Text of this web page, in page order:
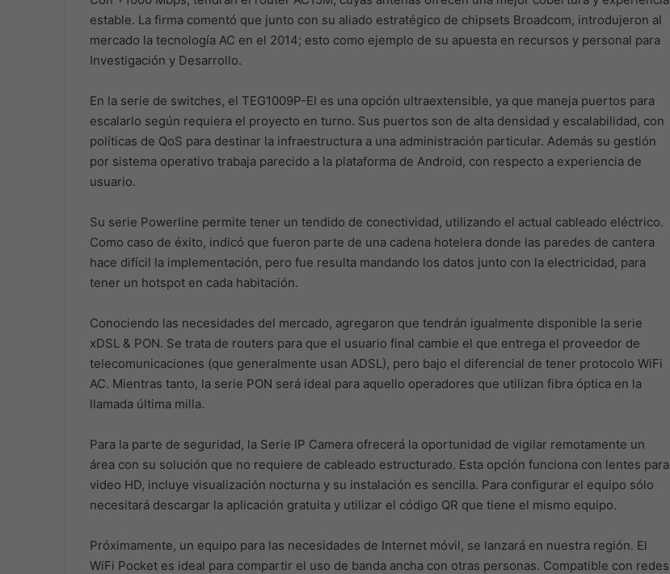
estable. La firma comentó que junto con su aliado estratégico de chipsets Broadcom, introdujeron al
mercado la tecnología AC en el 2014; esto como ejemplo de su apuesta en recursos y personal para
Investigación y Desarrollo.
En la serie de switches, el TEG1009P-EI es una opción ultraextensible, ya que maneja puertos para
escalarlo según requiera el proyecto en turno. Sus puertos son de alta densidad y escalabilidad, con
políticas de QoS para destinar la infraestructura a una administración particular. Además su gestión
por sistema operativo trabaja parecido a la plataforma de Android, con respecto a experiencia de
usuario.
Su serie Powerline permite tener un tendido de conectividad, utilizando el actual cableado eléctrico.
Como caso de éxito, indicó que fueron parte de una cadena hotelera donde las paredes de cantera
hace difícil la implementación, pero fue resulta mandando los datos junto con la electricidad, para
tener un hotspot en cada habitación.
Conociendo las necesidades del mercado, agregaron que tendrán igualmente disponible la serie
xDSL & PON. Se trata de routers para que el usuario final cambie el que entrega el proveedor de
telecomunicaciones (que generalmente usan ADSL), pero bajo el diferencial de tener protocolo WiFi
AC. Mientras tanto, la serie PON será ideal para aquello operadores que utilizan fibra óptica en la
llamada última milla.
Para la parte de seguridad, la Serie IP Camera ofrecerá la oportunidad de vigilar remotamente un
área con su solución que no requiere de cableado estructurado. Esta opción funciona con lentes para
video HD, incluye visualización nocturna y su instalación es sencilla. Para configurar el equipo sólo
necesitará descargar la aplicación gratuita y utilizar el código QR que tiene el mismo equipo.
Próximamente, un equipo para las necesidades de Internet móvil, se lanzará en nuestra región. El
WiFi Pocket es ideal para compartir el uso de banda ancha con otras personas. Compatible con redes